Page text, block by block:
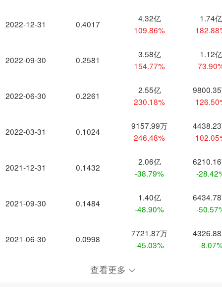
2022-12-31
2022-09-30
2022-06-30
2022-03-31
2021-12-31
2021-09-30
2021-06-30
0.4017
4.32亿
109.86%
1.74亿
0.2581
3.58亿
154.77%
1.12亿
0.2261
2.55亿
230.18%
0.1024
9157.99万
246.48%
0.1432
2.06亿
-38.79%
-
0.1484
1.40亿
-48.90%
-
0.0998
7721.87万
-45.03%
-
查看更多